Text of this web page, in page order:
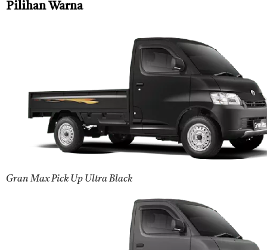
Pilihan Warna
Gran Max Pick Up Ultra Black